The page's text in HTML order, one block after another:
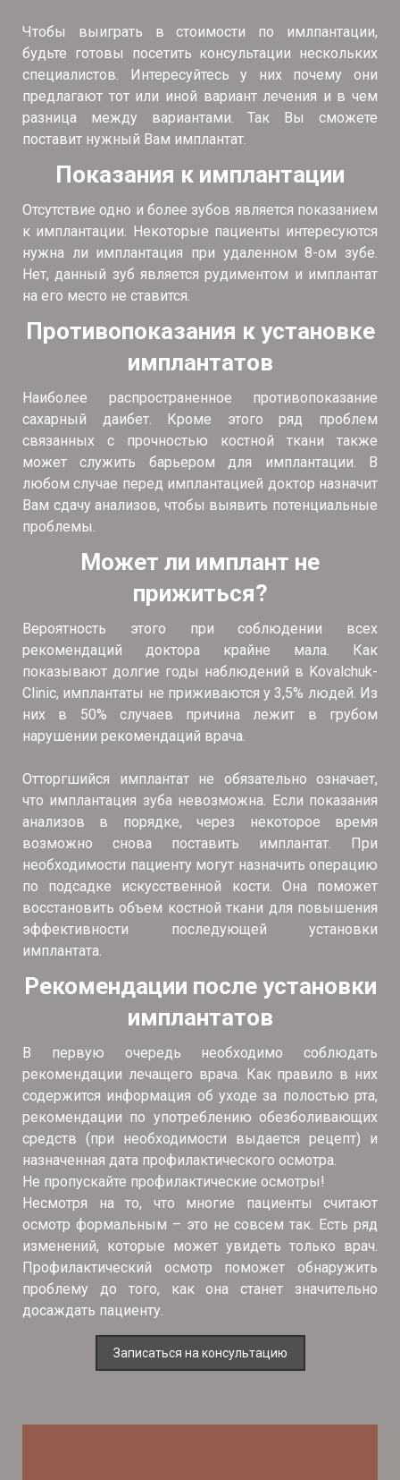
Чтобы выиграть в стоимости по имлпантации,
будьте готовы посетить консультации нескольких
специалистов. Интересуйтесь у них почему они
предлагают тот или иной вариант лечения и в чем
разница между вариантами. Так Вы сможете
поставит нужный Вам имплантат.
Показания к имплантации
Отсутствие одно и более зубов является показанием
к имплантации. Некоторые пациенты интересуются
нужна ли имплантация при удаленном 8-ом зубе.
Нет, данный зуб является рудиментом и имплантат
на его место не ставится.
Противопоказания к установке
имплантатов
Наиболее распространенное противопоказание
сахарный даибет. Кроме этого ряд проблем
связанных с прочностью костной ткани также
может служить барьером для имплантации. В
любом случае перед имплантацией доктор назначит
Вам сдачу анализов, чтобы выявить потенциальные
проблемы.
Может ли имплант не
прижиться?
Вероятность этого при соблюдении всех
рекомендаций доктора крайне мала. Как
показывают долгие годы наблюдений в Kovalchuk-
Clinic, имплантаты не приживаются у 3,5% людей. Из
них в 50% случаев причина лежит в грубом
нарушении рекомендаций врача.
Отторгшийся имплантат не обязательно означает,
что имплантация зуба невозможна. Если показания
анализов в порядке, через некоторое время
возможно снова поставить имплантат. При
необходимости пациенту могут назначить операцию
по подсадке искусственной кости. Она поможет
восстановить объем костной ткани для повышения
эффективности последующей установки
имплантата.
Рекомендации после установки
имплантатов
В первую очередь необходимо соблюдать
рекомендации лечащего врача. Как правило в них
содержится информация об уходе за полостью рта,
рекомендации по употреблению обезболивающих
средств (при необходимости выдается рецепт) и
назначенная дата профилактического осмотра.
Не пропускайте профилактические осмотры!
Несмотря на то, что многие пациенты считают
осмотр формальным – это не совсем так. Есть ряд
изменений, которые может увидеть только врач.
Профилактический осмотр поможет обнаружить
проблему до того, как она станет значительно
досаждать пациенту.
Записаться на консультацию